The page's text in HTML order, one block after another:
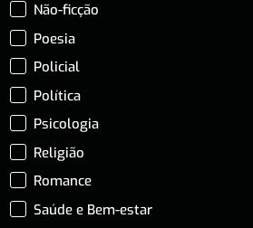
Não-ficção
Poesia
Policial
Política
Psicologia
Religião
Romance
Saúde e Bem-estar